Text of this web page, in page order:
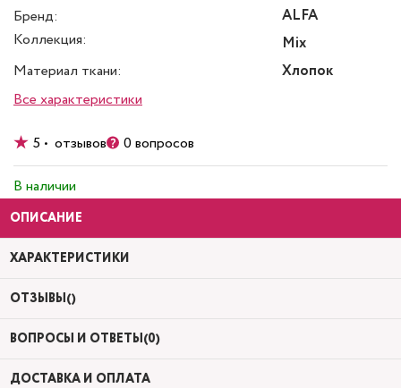
Бренд:
ALFA
Коллекция:
Mix
Материал ткани:
Хлопок
Все характеристики
5 • отзывов 0 вопросов
В наличии
ОПИСАНИЕ
ХАРАКТЕРИСТИКИ
ОТЗЫВЫ()
ВОПРОСЫ И ОТВЕТЫ(0)
ДОСТАВКА И ОПЛАТА